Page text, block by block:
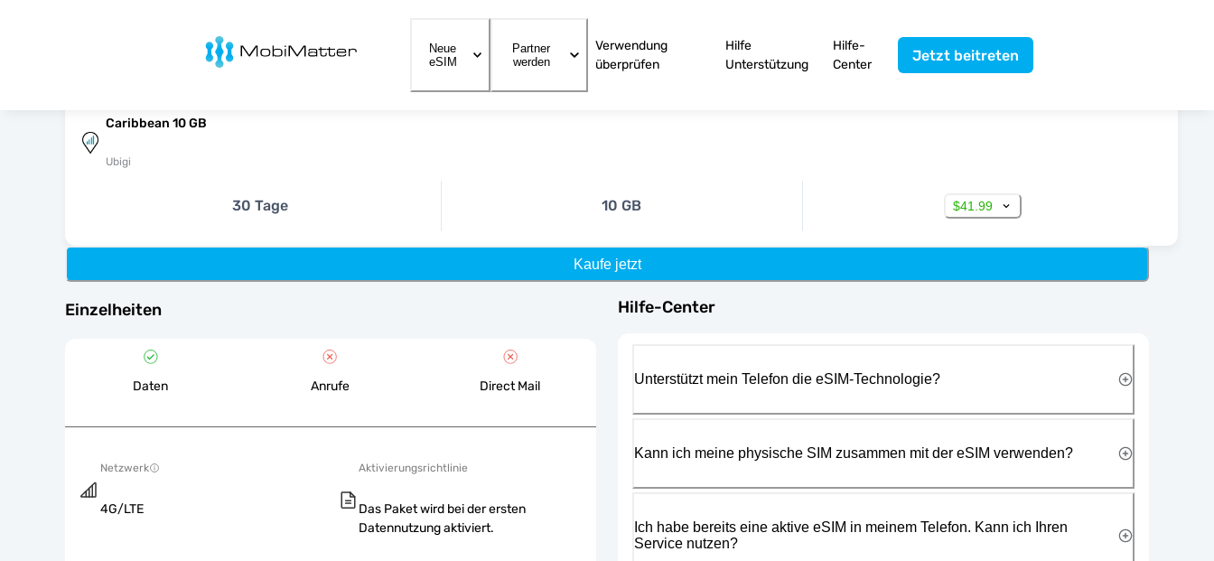
MobiMatter
Neue
eSIM
Partner
werden
Verwendung
überprüfen
Hilfe
Unterstützung
Hilfe-
Center
Jetzt beitreten
Caribbean 10 GB
Ubigi
30 Tage 10 GB $41.99
Kaufe jetzt
Einzelheiten
Daten Anrufe Direct Mail
Netzwerk
4G/LTE
Aktivierungsrichtlinie
Das Paket wird bei der ersten
Datennutzung aktiviert.
Hilfe-Center
Unterstützt mein Telefon die eSIM-Technologie?
Kann ich meine physische SIM zusammen mit der eSIM verwenden?
Ich habe bereits eine aktive eSIM in meinem Telefon. Kann ich Ihren
Service nutzen?